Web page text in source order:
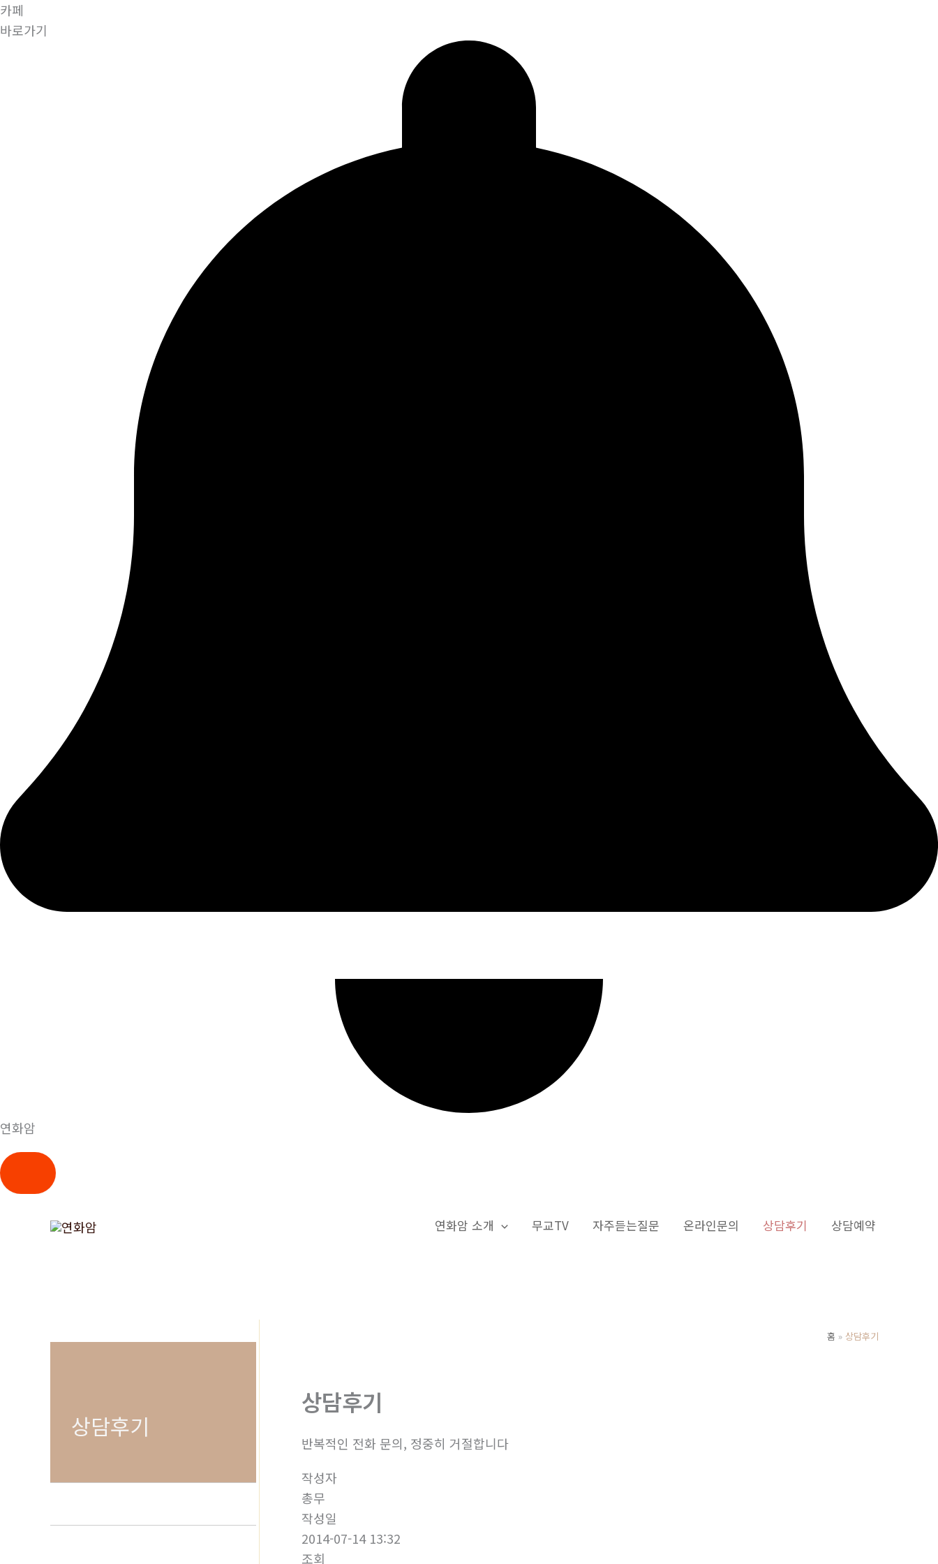
카페
바로가기
연화암
연화암 소개 무교TV 자주듣는질문 온라인문의 상담후기 상담예약
상담후기
홈 상담후기
상담후기
반복적인 전화 문의, 정중히 거절합니다
작성자
총무
작성일
2014-07-14 13:32
조회